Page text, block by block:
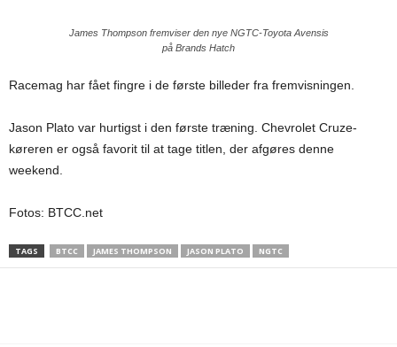
James Thompson fremviser den nye NGTC-Toyota Avensis
på Brands Hatch
Racemag har fået fingre i de første billeder fra fremvisningen.
Jason Plato var hurtigst i den første træning. Chevrolet Cruze-
køreren er også favorit til at tage titlen, der afgøres denne
weekend.
Fotos: BTCC.net
TAGS BTCC JAMES THOMPSON JASON PLATO NGTC